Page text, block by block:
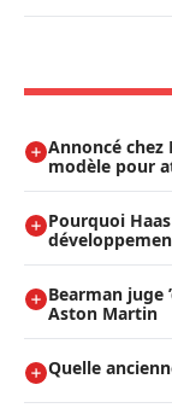
Annoncé chez
modèle pour
Pourquoi
Bearman juge
Aston Martin
Quelle